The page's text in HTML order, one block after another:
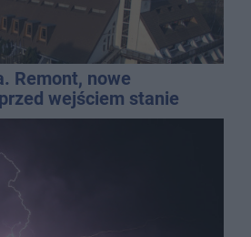
Remont, nowe
wejściem stanie